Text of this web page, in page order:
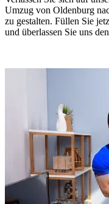
Umzug von Oldenburg
zu gestalten. Füllen Sie
und überlassen Sie uns